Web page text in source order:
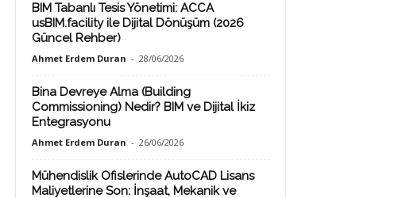
BIM Tabanlı Tesis Yönetimi: ACCA
usBIM.facility ile Dijital Dönüşüm (2026
Güncel Rehber)
Ahmet Erdem Duran - 28/06/2026
Bina Devreye Alma (Building
Commissioning) Nedir? BIM ve Dijital İkiz
Entegrasyonu
Ahmet Erdem Duran - 26/06/2026
Mühendislik Ofislerinde AutoCAD Lisans
Maliyetlerine Son: İnşaat, Mekanik ve